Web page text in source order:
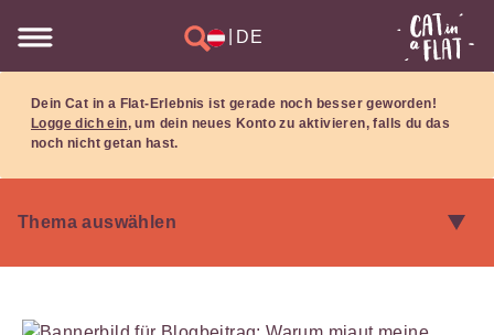
DE
Dein Cat in a Flat-Erlebnis ist gerade noch besser geworden!
Logge dich ein, um dein neues Konto zu aktivieren, falls du das
noch nicht getan hast.